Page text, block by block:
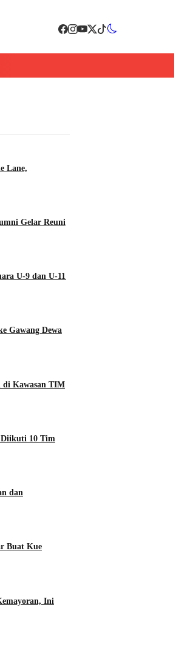
Lane,
Gelar Reuni
U-9 dan U-11
Gawang Dewa
di Kawasan TIM
Diikuti 10 Tim
dan
Buat Kue
Ini